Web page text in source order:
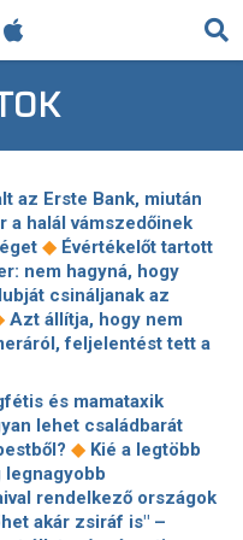
KERESÉS
az Erste Bank, miután
a halál vámszedőinek
◆ Évértékelőt tartott
nem hagyná, hogy
csináljanak az
Azt állítja, hogy nem
feljelentést tett a
Magyar Péterről és volt
◆ Olimpikonok a Tisza
bisztró nyílik Tokajban –
támogatással◆
A magyar fiatalokat
és felesleges
és mamataxik
lehet családbarát
◆ Kié a legtöbb
legnagyobb
rendelkező országok
akár zsiráf is" –